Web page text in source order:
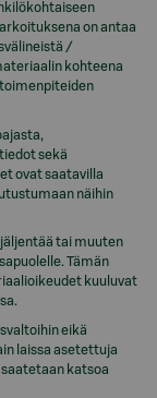
on antaa
/
kohteena
sekä
ovat saatavilla
näihin
jäljentää tai muuten
Tämän
kuuluvat
eikä
laissa asetettuja
katsoa